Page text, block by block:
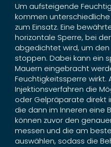
Um aufsteigende
kommen
zum Einsatz. Eine
horizontale Sperre, bei
abgedichtet wird, um
stoppen. Dabei kann ein
Mauern eingebracht
Feuchtigkeitssperre wirkt.
Injektionsverfahren die
oder Gelpräparate direkt
die dann im Inneren eine
können zuvor den
messen und die am
auswählen, sodass die